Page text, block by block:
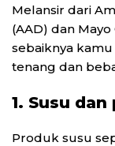
Melansir dari
(AAD) dan
sebaiknya
tenang dan
1. Susu
Produk susu